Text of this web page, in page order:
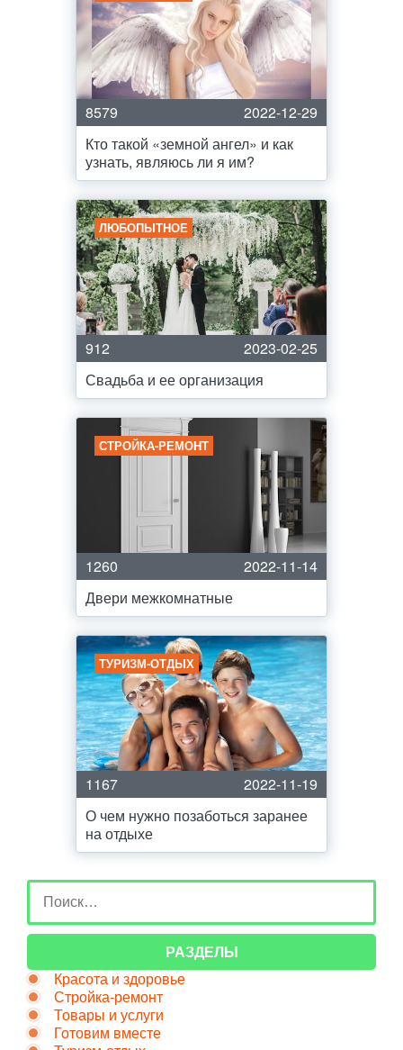
8579
2022-12-29
Кто такой «земной ангел» и как
узнать, являюсь ли я им?
ЛЮБОПЫТНОЕ
912
2023-02-25
Свадьба и ее организация
СТРОЙКА-РЕМОНТ
1260
2022-11-14
Двери межкомнатные
ТУРИЗМ-ОТДЫХ
1167
2022-11-19
О чем нужно позаботься заранее
на отдыхе
РАЗДЕЛЫ
Красота и здоровье
Стройка-ремонт
Товары и услуги
Готовим вместе